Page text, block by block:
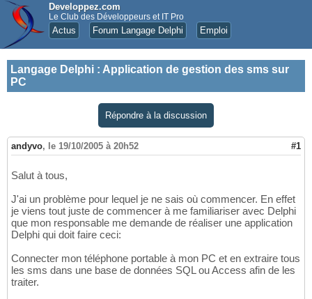
Developpez.com
Le Club des Développeurs et IT Pro
Actus Forum Langage Delphi Emploi
Langage Delphi : Application de gestion des sms sur
PC
Répondre à la discussion
andyvo, le 19/10/2005 à 20h52 #1
Salut à tous,
J'ai un problème pour lequel je ne sais où commencer. En effet
je viens tout juste de commencer à me familiariser avec Delphi
que mon responsable me demande de réaliser une application
Delphi qui doit faire ceci:
Connecter mon téléphone portable à mon PC et en extraire tous
les sms dans une base de données SQL ou Access afin de les
traiter.